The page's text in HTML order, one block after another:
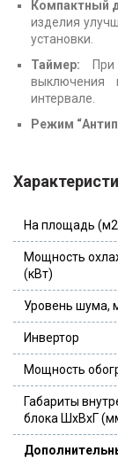
Компактный
изделия
установки.
Таймер:
выключения
интервале.
Режим
На площадь
Мощность
(кВт)
Уровень шума,
Инвертор
Мощность
Габариты
блока ШхВхГ